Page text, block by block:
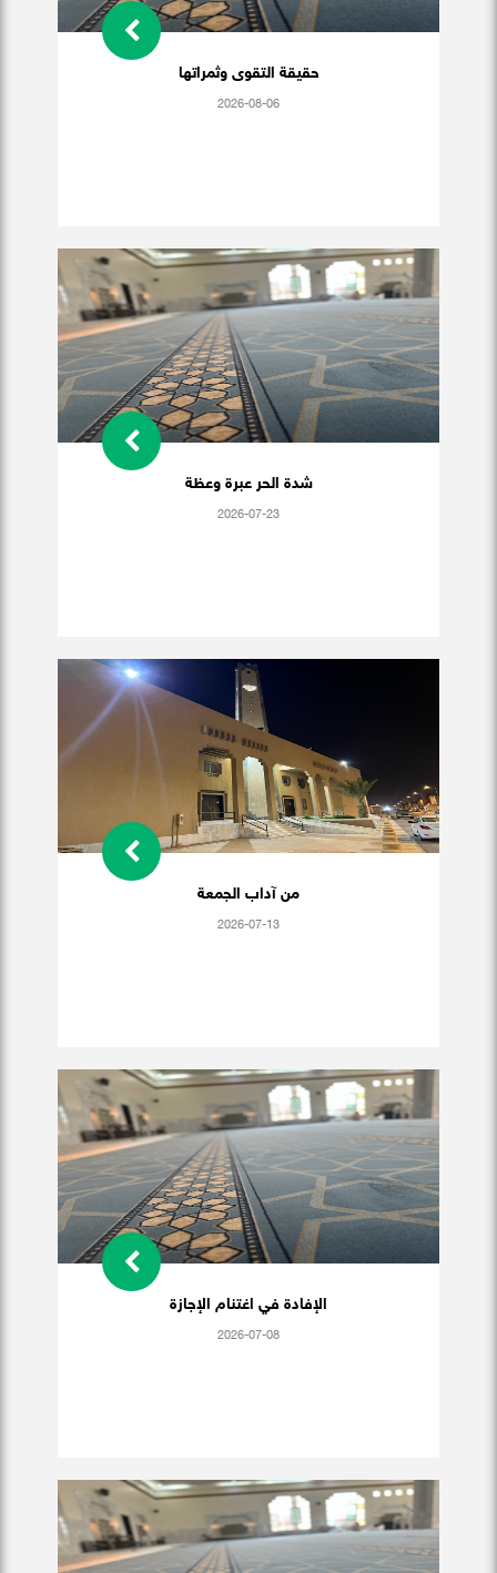
حقيقة التقوى وثمراتها
2026-08-06
شدة الحر عبرة وعظة
2026-07-23
من آداب الجمعة
2026-07-13
الإفادة في اغتنام الإجازة
2026-07-08